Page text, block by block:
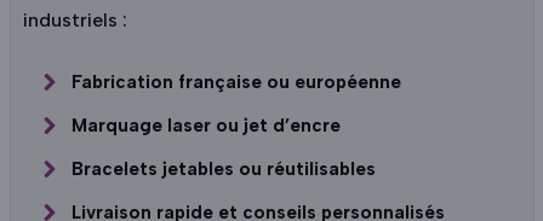
industriels :
Fabrication française ou européenne
Marquage laser ou jet d’encre
Bracelets jetables ou réutilisables
Livraison rapide et conseils personnalisés